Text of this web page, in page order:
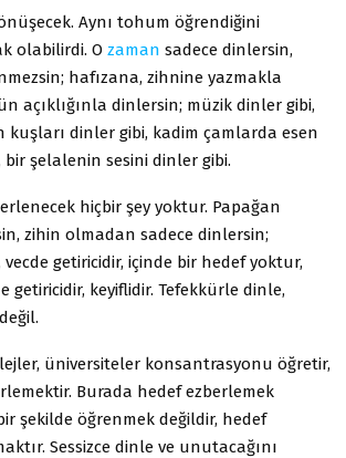
Aynı tohum öğrendiğini
olabilirdi. O zaman sadece dinlersin,
hafızana, zihnine yazmakla
açıklığınla dinlersin; müzik dinler gibi,
kuşları dinler gibi, kadim çamlarda esen
bir şelalenin sesini dinler gibi.
hiçbir şey yoktur. Papağan
zihin olmadan sadece dinlersin;
getiricidir, içinde bir hedef yoktur,
getiricidir, keyiflidir. Tefekkürle dinle,
üniversiteler konsantrasyonu öğretir,
Burada hedef ezberlemek
şekilde öğrenmek değildir, hedef
Sessizce dinle ve unutacağını